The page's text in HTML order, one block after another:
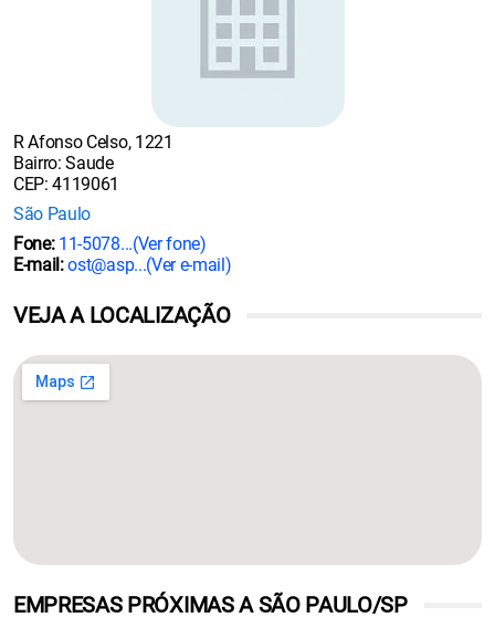
R Afonso Celso, 1221
Bairro: Saude
CEP: 4119061
São Paulo
Fone: 11-5078...(Ver fone)
E-mail:ost@asp...(Ver e-mail)
VEJA A LOCALIZAÇÃO
EMPRESAS PRÓXIMAS A SÃO PAULO/SP